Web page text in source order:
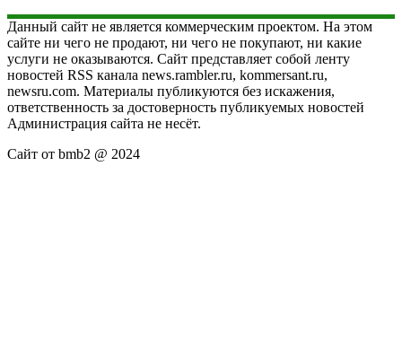
Данный сайт не является коммерческим проектом. На этом
сайте ни чего не продают, ни чего не покупают, ни какие
услуги не оказываются. Сайт представляет собой ленту
новостей RSS канала news.rambler.ru, kommersant.ru,
newsru.com. Материалы публикуются без искажения,
ответственность за достоверность публикуемых новостей
Администрация сайта не несёт.
Сайт от bmb2 @ 2024